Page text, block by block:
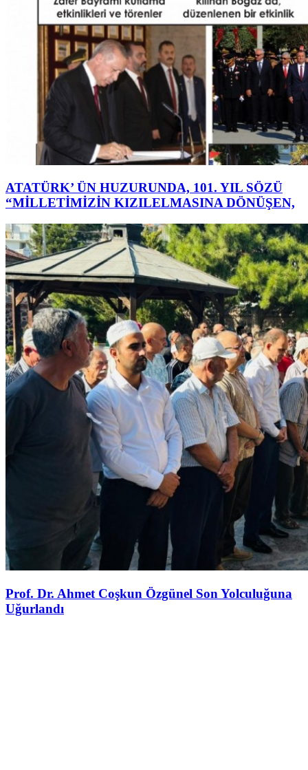
ATATÜRK’ ÜN HUZURUNDA, 101. YIL SÖZÜ
“MİLLETİMİZİN KIZILELMASINA DÖNÜŞEN,
Prof. Dr. Ahmet Coşkun Özgünel Son Yolculuğuna
Uğurlandı